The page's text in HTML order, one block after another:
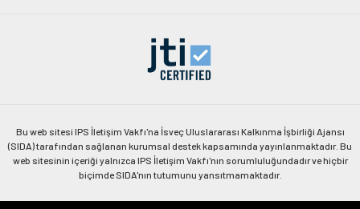
Bu web sitesi IPS İletişim Vakfı'na İsveç Uluslararası Kalkınma İşbirliği Ajansı
(SIDA) tarafından sağlanan kurumsal destek kapsamında yayınlanmaktadır. Bu
web sitesinin içeriği yalnızca IPS İletişim Vakfı'nın sorumluluğundadır ve hiçbir
biçimde SIDA'nın tutumunu yansıtmamaktadır.